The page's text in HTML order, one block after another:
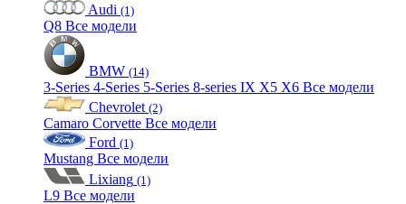
Audi (1)
Q8 Все модели
BMW (14)
3-Series 4-Series 5-Series 8-series IX X5 X6 Все модели
Chevrolet (2)
Camaro Corvette Все модели
Ford (1)
Mustang Все модели
Lixiang (1)
L9 Все модели